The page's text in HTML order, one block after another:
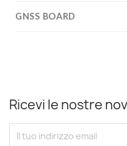
GNSS BOARD
Ricevi le nostre